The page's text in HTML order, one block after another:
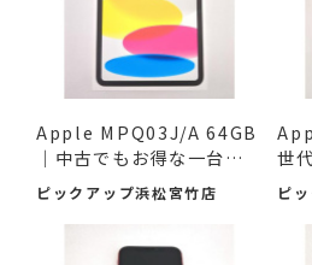
Apple MPQ03J/A 64GB
｜中古でもお得な一台！ #
入荷...
ピックアップ浜松宮竹店
世
デ...
ピ